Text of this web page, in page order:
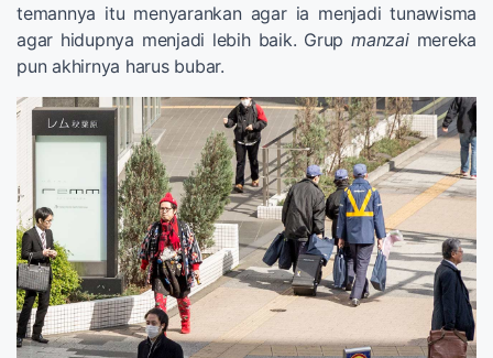
temannya itu menyarankan agar ia menjadi tunawisma
agar hidupnya menjadi lebih baik. Grupmanzaimereka
pun akhirnya harus bubar.